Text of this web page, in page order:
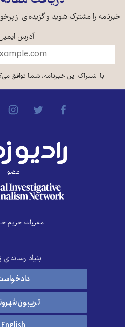
خبرنامه را مشترک شوید و گزیده‌ای از
آدرس
با اشتراک این خبرنامه، شما توافق
عضو
مقررات حریم
بنیاد رسانه‌ای
تریبون